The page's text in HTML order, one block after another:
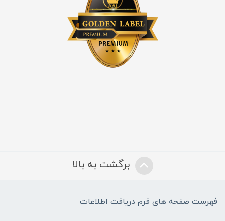
برگشت به بالا
فهرست صفحه های فرم دریافت اطلاعات